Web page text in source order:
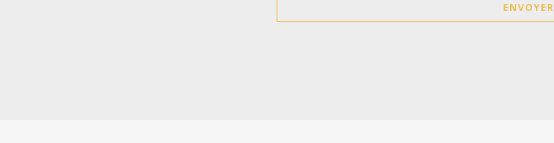
ENVOYER